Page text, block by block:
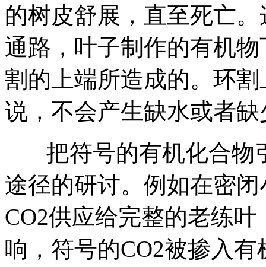
的树皮舒展，直至死亡
通路，叶子制作的有机
割的上端所造成的。环
说，不会产生缺水或者
把符号的有机化合物
途径的研讨。例如在密
CO2供应给完整的老练
响，符号的CO2被掺入